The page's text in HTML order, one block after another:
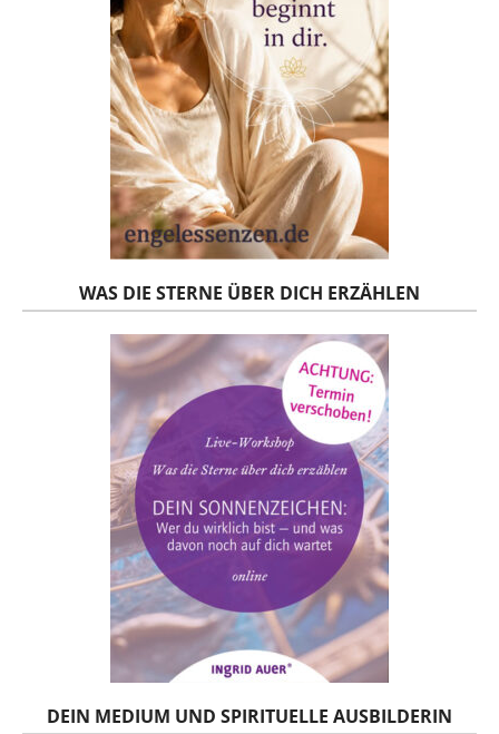
WAS DIE STERNE ÜBER DICH ERZÄHLEN
DEIN MEDIUM UND SPIRITUELLE AUSBILDERIN